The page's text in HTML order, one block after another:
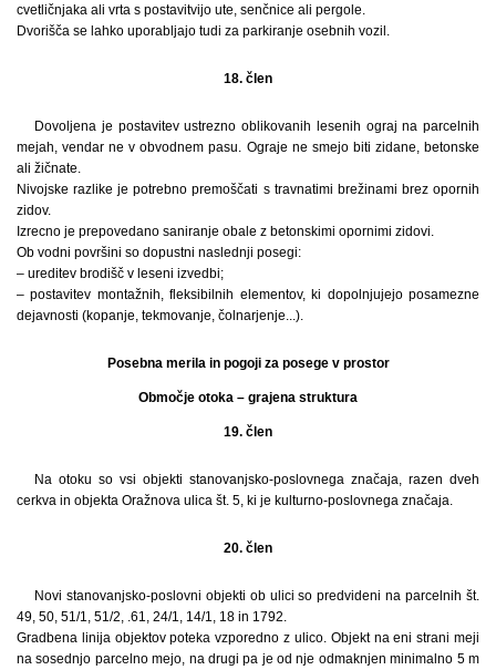
cvetličnjaka ali vrta s postavitvijo ute, senčnice ali pergole.
Dvorišča se lahko uporabljajo tudi za parkiranje osebnih vozil.
18. člen
Dovoljena je postavitev ustrezno oblikovanih lesenih ograj na parcelnih
mejah, vendar ne v obvodnem pasu. Ograje ne smejo biti zidane, betonske
ali žičnate.
Nivojske razlike je potrebno premoščati s travnatimi brežinami brez opornih
zidov.
Izrecno je prepovedano saniranje obale z betonskimi opornimi zidovi.
Ob vodni površini so dopustni naslednji posegi:
– ureditev brodišč v leseni izvedbi;
– postavitev montažnih, fleksibilnih elementov, ki dopolnjujejo posamezne
dejavnosti (kopanje, tekmovanje, čolnarjenje...).
Posebna merila in pogoji za posege v prostor
Območje otoka – grajena struktura
19. člen
Na otoku so vsi objekti stanovanjsko-poslovnega značaja, razen dveh
cerkva in objekta Oražnova ulica št. 5, ki je kulturno-poslovnega značaja.
20. člen
Novi stanovanjsko-poslovni objekti ob ulici so predvideni na parcelnih št.
49, 50, 51/1, 51/2, .61, 24/1, 14/1, 18 in 1792.
Gradbena linija objektov poteka vzporedno z ulico. Objekt na eni strani meji
na sosednjo parcelno mejo, na drugi pa je od nje odmaknjen minimalno 5 m